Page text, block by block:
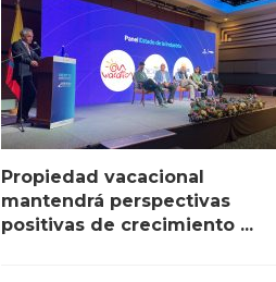
Propiedad vacacional
mantendrá perspectivas
positivas de crecimiento ...